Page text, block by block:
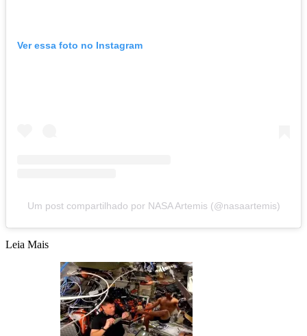
Ver essa foto no Instagram
Um post compartilhado por NASA Artemis (@nasaartemis)
Leia Mais